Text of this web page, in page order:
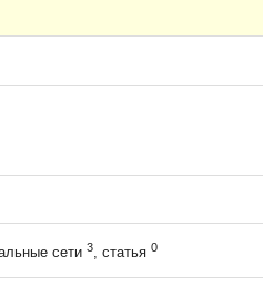
сети 3, статья 0